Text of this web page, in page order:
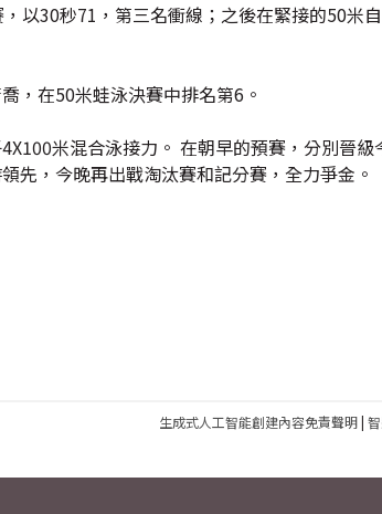
以30秒71，第三名衝線；之後在緊接的50米
，在50米蛙泳決賽中排名第6。
米混合泳接力。 在朝早的預賽，分別晉
先，今晚再出戰淘汰賽和記分賽，全力爭金。
生成式人工智能創建內容免責聲明|